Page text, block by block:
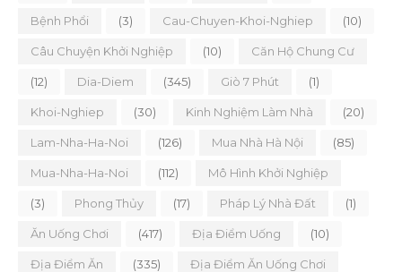
Bệnh Phổi (3) Cau-Chuyen-Khoi-Nghiep (10)
Câu Chuyện Khởi Nghiệp (10) Căn Hộ Chung Cư
(12) Dia-Diem (345) Giò 7 Phút (1)
Khoi-Nghiep (30) Kinh Nghiệm Làm Nhà (20)
Lam-Nha-Ha-Noi (126) Mua Nhà Hà Nội (85)
Mua-Nha-Ha-Noi (112) Mô Hình Khởi Nghiệp
(3) Phong Thủy (17) Pháp Lý Nhà Đất (1)
Ăn Uống Chơi (417) Địa Điểm Uống (10)
Địa Điểm Ăn (335) Địa Điểm Ăn Uống Chơi